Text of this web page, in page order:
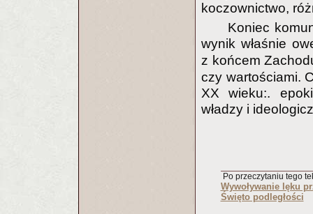
koczownictwo,
Koniec
wynik właśnie
z końcem
czy wartościami.
XX wieku:.
władzy i
Po przeczytaniu tego
Wywoływanie lęku
Święto podległości